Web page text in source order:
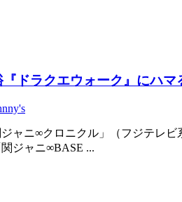
ドラクエウォーク』にハ
ャニ∞クロニクル」（フジテレ
ジャニ∞BASE ...